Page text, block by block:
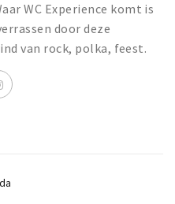
WC Experience komt is
door deze
van rock, polka, feest.